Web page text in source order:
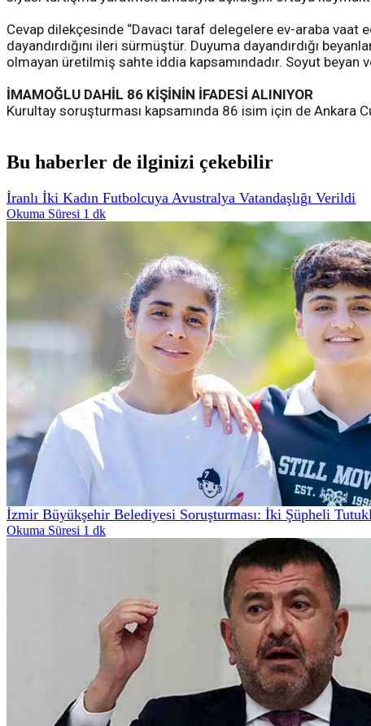
Cevap dilekçesinde “Davacı taraf delegelere ev-araba vaat
dayandırdığını ileri sürmüştür. Duyuma dayandırdığı
olmayan üretilmiş sahte iddia kapsamındadır. Soyut beyan
İMAMOĞLU DAHİL 86 KİŞİNİN İFADESİ ALINIYOR
Kurultay soruşturması kapsamında 86 isim için de Ankara
Bu haberler de ilginizi çekebilir
İranlı İki Kadın Futbolcuya Avustralya Vatandaşlığı Verildi
Okuma Süresi 1 dk
İzmir Büyükşehir Belediyesi Soruşturması: İki Şüpheli
Okuma Süresi 1 dk